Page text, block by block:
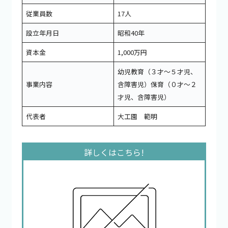
従業員数
17人
設立年月日
昭和40年
資本金
1,000万円
事業内容
幼児教育（３才～５才児、
含障害児）保育（０才～２
才児、含障害児）
代表者
大工園 範明